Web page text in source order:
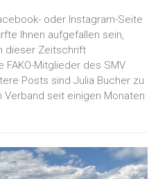
oder Instagram-Seite
Ihnen aufgefallen sein,
dieser Zeitschrift
Mitglieder des SMV
Posts sind Julia Bucher zu
seit einigen Monaten